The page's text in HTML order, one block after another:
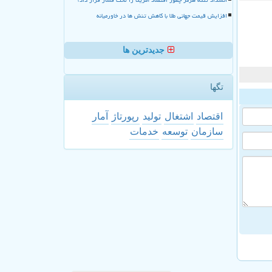
افزایش قیمت جهانی طلا با کاهش تنش ها در خاورمیانه
جدیدترین ها
تگها
اقتصاد اشتغال تولید رپورتاژ
آمار
سازمان توسعه خدمات